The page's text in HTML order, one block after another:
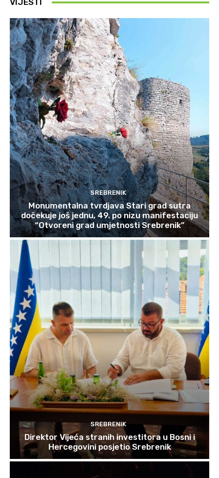
VIJESTI
SREBRENIK
Monumentalna tvrdjava Stari grad sutra
dočekuje još jednu, 49. po nizu manifestaciju
“Otvoreni grad umjetnosti Srebrenik”
SREBRENIK
Direktor Vijeća stranih investitora u Bosni i
Hercegovini posjetio Srebrenik